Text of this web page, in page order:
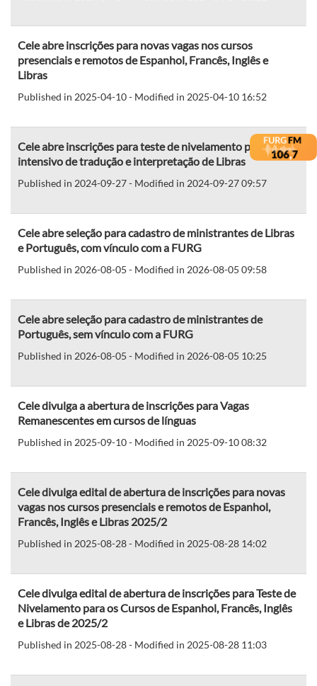
Cele abre inscrições para novas vagas nos cursos
presenciais e remotos de Espanhol, Francês, Inglês e
Libras
Published in 2025-04-10 - Modified in 2025-04-10 16:52
Cele abre inscrições para teste de nivelamento para curso
intensivo de tradução e interpretação de Libras
Published in 2024-09-27 - Modified in 2024-09-27 09:57
Cele abre seleção para cadastro de ministrantes de Libras
e Português, com vínculo com a FURG
Published in 2026-08-05 - Modified in 2026-08-05 09:58
Cele abre seleção para cadastro de ministrantes de
Português, sem vínculo com a FURG
Published in 2026-08-05 - Modified in 2026-08-05 10:25
Cele divulga a abertura de inscrições para Vagas
Remanescentes em cursos de línguas
Published in 2025-09-10 - Modified in 2025-09-10 08:32
Cele divulga edital de abertura de inscrições para novas
vagas nos cursos presenciais e remotos de Espanhol,
Francês, Inglês e Libras 2025/2
Published in 2025-08-28 - Modified in 2025-08-28 14:02
Cele divulga edital de abertura de inscrições para Teste de
Nivelamento para os Cursos de Espanhol, Francês, Inglês
e Libras de 2025/2
Published in 2025-08-28 - Modified in 2025-08-28 11:03